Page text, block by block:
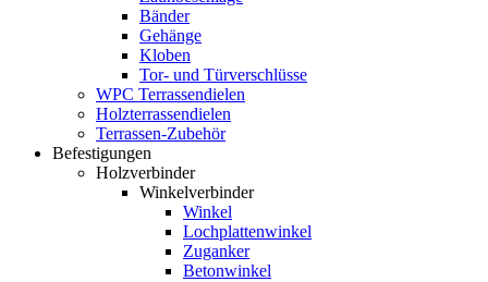
Bänder
Gehänge
Kloben
Tor- und Türverschlüsse
WPC Terrassendielen
Holzterrassendielen
Terrassen-Zubehör
Befestigungen
Holzverbinder
Winkelverbinder
Winkel
Lochplattenwinkel
Zuganker
Betonwinkel